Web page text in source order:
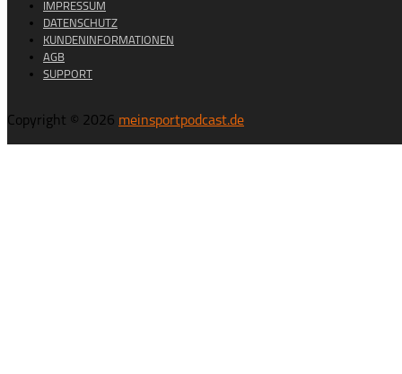
IMPRESSUM
DATENSCHUTZ
KUNDENINFORMATIONEN
AGB
SUPPORT
Copyright © 2026 meinsportpodcast.de